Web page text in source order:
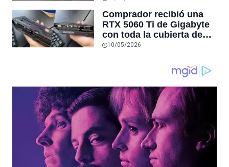
el hardware de quienes lo
jugaron hasta el 31 de
diciembre de 9999
Comprador recibió una
RTX 5060 Ti de Gigabyte
con toda la cubierta de
una Radeon y cinco
recibió lo contrario:
tienen las piezas del otro
10/05/2026